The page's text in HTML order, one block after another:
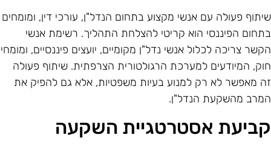
פעולה עם אנשי מקצוע בתחום הנדל"ן, עורכי דין, ומומחים
הפיננסי הוא קריטי להצלחת התהליך. רשימת אנשי
צריכה לכלול אנשי נדל"ן מקומיים, יועצים פיננסיים, ומומחי
המיודעים למערכת הרגולטורית הצרפתית. שיתוף פעולה
מאפשר לא רק למנוע בעיות משפטיות, אלא גם להפיק את
מהשקעת הנדל"ן.
אסטרטגיית השקעה